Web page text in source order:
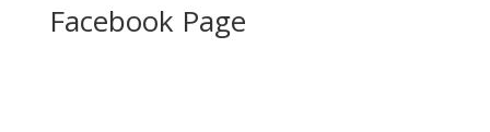
Facebook Page